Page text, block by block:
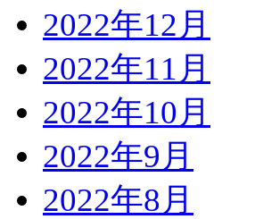
2022年12月
2022年11月
2022年10月
2022年9月
2022年8月